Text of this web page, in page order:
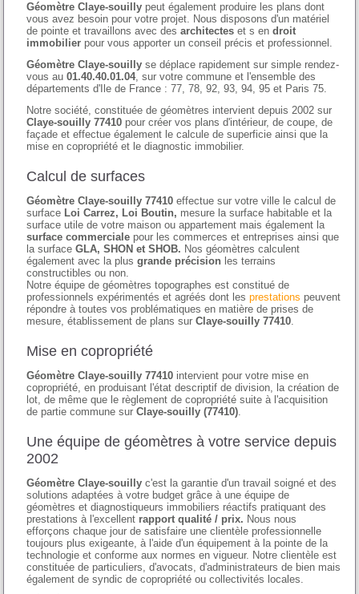
Géomètre Claye-souilly peut également produire les plans dont
vous avez besoin pour votre projet. Nous disposons d'un matériel
de pointe et travaillons avec desarchitectes et s endroit
immobilier pour vous apporter un conseil précis et professionnel.
Géomètre Claye-souilly se déplace rapidement sur simple rendez-
vous au01.40.40.01.04, sur votre commune et l'ensemble des
départements d'Ile de France : 77, 78, 92, 93, 94, 95 et Paris 75.
Notre société, constituée de géomètres intervient depuis 2002 sur
Claye-souilly 77410 pour créer vos plans d'intérieur, de coupe, de
façade et effectue également le calcule de superficie ainsi que la
mise en copropriété et le diagnostic immobilier.
Calcul de surfaces
Géomètre Claye-souilly 77410 effectue sur votre ville le calcul de
surface Loi Carrez, Loi Boutin, mesure la surface habitable et la
surface utile de votre maison ou appartement mais également la
surface commerciale pour les commerces et entreprises ainsi que
la surfaceGLA, SHON et SHOB. Nos géomètres calculent
également avec la plusgrande précision les terrains
constructibles ou non.
Notre équipe de géomètres topographes est constitué de
professionnels expérimentés et agréés dont lesprestations peuvent
répondre à toutes vos problématiques en matière de prises de
mesure, établissement de plans surClaye-souilly 77410.
Mise en copropriété
Géomètre Claye-souilly 77410 intervient pour votre mise en
copropriété, en produisant l'état descriptif de division, la création de
lot, de même que le règlement de copropriété suite à l'acquisition
de partie commune surClaye-souilly (77410).
Une équipe de géomètres à votre service depuis
2002
Géomètre Claye-souilly c'est la garantie d'un travail soigné et des
solutions adaptées à votre budget grâce à une équipe de
géomètres et diagnostiqueurs immobiliers réactifs pratiquant des
prestations à l'excellent rapport qualité / prix. Nous nous
efforçons chaque jour de satisfaire une clientèle professionnelle
toujours plus exigeante, à l'aide d'un équipement à la pointe de la
technologie et conforme aux normes en vigueur. Notre clientèle est
constituée de particuliers, d'avocats, d'administrateurs de bien mais
également de syndic de copropriété ou collectivités locales.